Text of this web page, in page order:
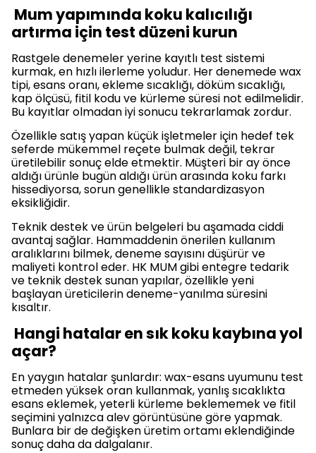
Mum yapımında koku kalıcılığı
artırma için test düzeni kurun
Rastgele denemeler yerine kayıtlı test sistemi
kurmak, en hızlı ilerleme yoludur. Her denemede wax
tipi, esans oranı, ekleme sıcaklığı, döküm sıcaklığı,
kap ölçüsü, fitil kodu ve kürleme süresi not edilmelidir.
Bu kayıtlar olmadan iyi sonucu tekrarlamak zordur.
Özellikle satış yapan küçük işletmeler için hedef tek
seferde mükemmel reçete bulmak değil, tekrar
üretilebilir sonuç elde etmektir. Müşteri bir ay önce
aldığı ürünle bugün aldığı ürün arasında koku farkı
hissediyorsa, sorun genellikle standardizasyon
eksikliğidir.
Teknik destek ve ürün belgeleri bu aşamada ciddi
avantaj sağlar. Hammaddenin önerilen kullanım
aralıklarını bilmek, deneme sayısını düşürür ve
maliyeti kontrol eder. HK MUM gibi entegre tedarik
ve teknik destek sunan yapılar, özellikle yeni
başlayan üreticilerin deneme-yanılma süresini
kısaltır.
Hangi hatalar en sık koku kaybına yol
açar?
En yaygın hatalar şunlardır: wax-esans uyumunu test
etmeden yüksek oran kullanmak, yanlış sıcaklıkta
esans eklemek, yeterli kürleme beklememek ve fitil
seçimini yalnızca alev görüntüsüne göre yapmak.
Bunlara bir de değişken üretim ortamı eklendiğinde
sonuç daha da dalgalanır.